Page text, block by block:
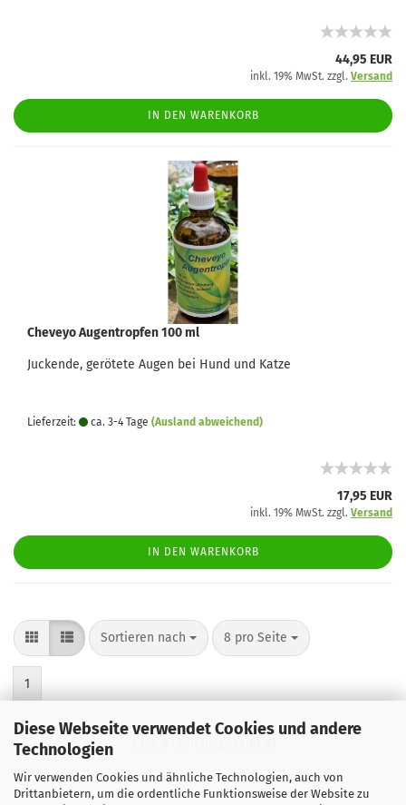
Diese Webseite verwendet Cookies und andere
Technologien
Wir verwenden Cookies und ähnliche Technologien, auch von
Drittanbietern, um die ordentliche Funktionsweise der Website zu
44,95 EUR
inkl. 19% MwSt. zzgl. Versand
IN DEN WARENKORB
Cheveyo Augentropfen 100 ml
Juckende, gerötete Augen bei Hund und Katze
Lieferzeit: ca. 3-4 Tage (Ausland abweichend)
17,95 EUR
inkl. 19% MwSt. zzgl. Versand
IN DEN WARENKORB
Sortieren nach
Sortieren nach 8 pro Seite
pro Seite
1